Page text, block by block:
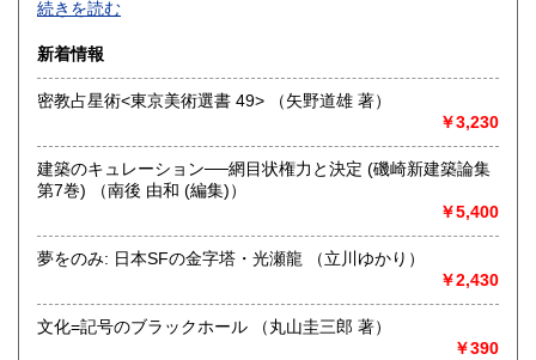
宮崎県
沖縄県 300円
ゲーム、おもちゃ、骨董品まであらゆるものの買い取りがで
にお問い合わせください。出張費は、無料です。
沿線名：伯備線・桃太郎線(吉備線)
営業時間：9時から17時
定休日：年中無休
不死鳥BOOKSでは、書籍だけでなくCD、DVD、レコード、
ゲーム、おもちゃ、骨董品まであらゆるものの買い取りがで
にお問い合わせください。出張費は、無料です。
続きを読む
新着情報
密教占星術<東京美術選書 49> （矢野道雄 著）
￥3,230
建築のキュレーション──網目状権力と決定 (磯崎新建築論集
第7巻) （南後 由和 (編集)）
￥5,400
夢をのみ: 日本SFの金字塔・光瀬龍 （立川ゆかり）
￥2,430
文化=記号のブラックホール （丸山圭三郎 著）
￥390